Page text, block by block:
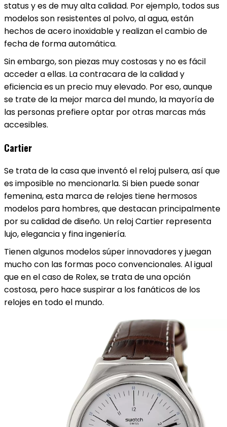
status y es de muy alta calidad. Por ejemplo, todos sus
modelos son resistentes al polvo, al agua, están
hechos de acero inoxidable y realizan el cambio de
fecha de forma automática.
Sin embargo, son piezas muy costosas y no es fácil
acceder a ellas. La contracara de la calidad y
eficiencia es un precio muy elevado. Por eso, aunque
se trate de la mejor marca del mundo, la mayoría de
las personas prefiere optar por otras marcas más
accesibles.
Cartier
Se trata de la casa que inventó el reloj pulsera, así que
es imposible no mencionarla. Si bien puede sonar
femenina, esta marca de relojes tiene hermosos
modelos para hombres, que destacan principalmente
por su calidad de diseño. Un reloj Cartier representa
lujo, elegancia y fina ingeniería.
Tienen algunos modelos súper innovadores y juegan
mucho con las formas poco convencionales. Al igual
que en el caso de Rolex, se trata de una opción
costosa, pero hace suspirar a los fanáticos de los
relojes en todo el mundo.